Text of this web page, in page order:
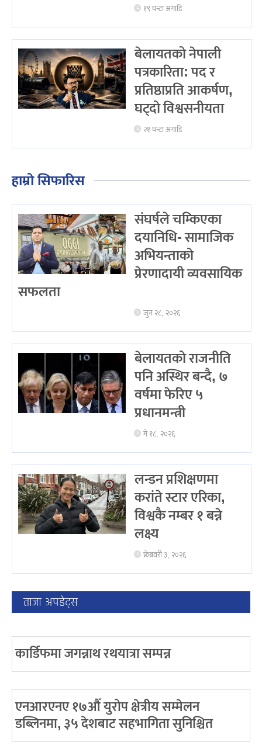
१९ घन्टा अगाडि
बेलायतको नेपाली
पत्रकारिता: पद र
प्रतिष्ठाप्रति आकर्षण,
घट्दो विश्वसनीयता
२१ घन्टा अगाडि
हाम्रो सिफारिस
संघर्षले चम्किएका
दयानिधि- सामाजिक
अभियन्ताको
प्रेरणादायी व्यवसायिक
सफलता
जुन २८, २०२६
बेलायतको राजनीति
पनि अस्थिर बन्दै, ७
वर्षमा फेरिए ५
प्रधानमन्त्री
मे १८, २०२६
लन्डन प्रशिक्षणमा
करांते स्टार एरिका,
विश्वकै नम्बर १ बन्ने
लक्ष्य
फ्रेब्रवरी ३, २०२६
ताजा अपडेट्स
कार्डिफमा जगन्नाथ रथयात्रा सम्पन्न
एनआरएनए १७औँ युरोप क्षेत्रीय सम्मेलन
डब्लिनमा, ३५ देशबाट सहभागिता सुनिश्चित